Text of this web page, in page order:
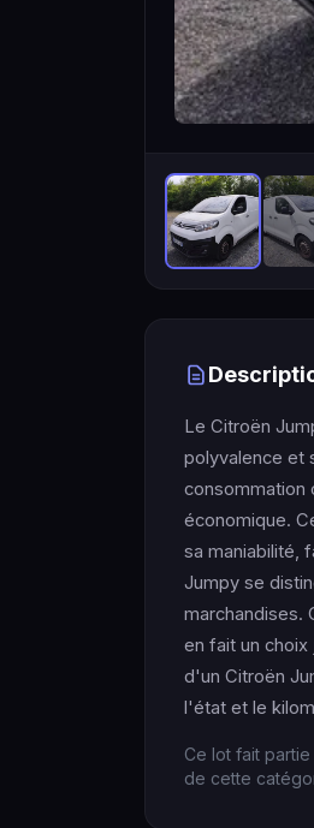
Le Citroën
polyvalence et
consommation
économique.
sa maniabilité,
Jumpy se
marchandises.
en fait un
d'un Citroën
l'état et le
Ce lot fait
de cette